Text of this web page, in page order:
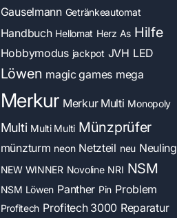
Gauselmann Getränkeautomat
Handbuch Hellomat Herz As Hilfe
Hobbymodus jackpot JVH LED
Löwen magic games mega
Merkur Merkur Multi Monopoly
Multi Multi Multi Münzprüfer
münzturm neon Netzteil neu Neuling
NEW WINNER Novoline NRI NSM
NSM Löwen Panther Pin Problem
Profitech Profitech 3000 Reparatur